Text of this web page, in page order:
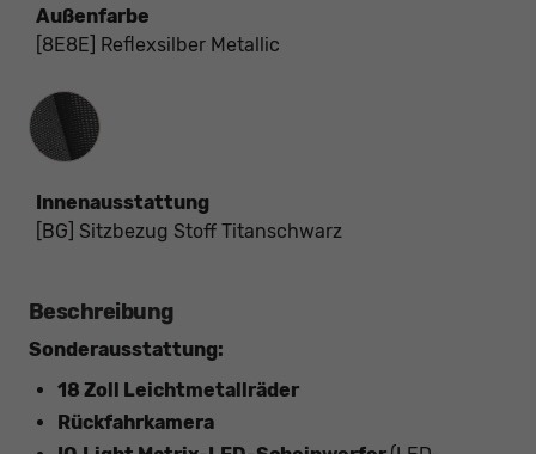
Außenfarbe
[8E8E] Reflexsilber Metallic
Innenausstattung
Innenausstattung
[BG] Sitzbezug Stoff Titanschwarz
Beschreibung
Sonderausstattung:
18 Zoll Leichtmetallräder
Rückfahrkamera